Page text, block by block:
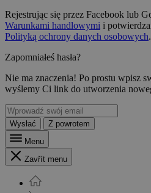
Rejestrując się przez Facebook lub
Warunkami handlowymi i
Polityką ochrony danych osobowych.
Zapomniałeś hasła?
Nie ma znaczenia! Po prostu wpisz
wyślemy Ci link do utworzenia
Wysłać
Z powrotem
Menu
Zavřít menu